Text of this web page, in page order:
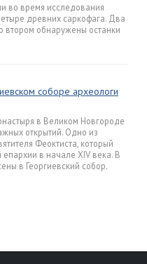
во время исследования
древних саркофага. Два
втором обнаружены останки
соборе археологи
в Великом Новгороде
открытий. Одно из
Феоктиста, который
в начале XIV века. В
в Георгиевский собор.